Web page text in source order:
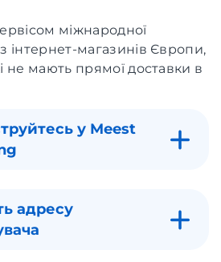
міжнародної
інтернет-магазинів Європи,
не мають прямої доставки в
у Meest
адресу